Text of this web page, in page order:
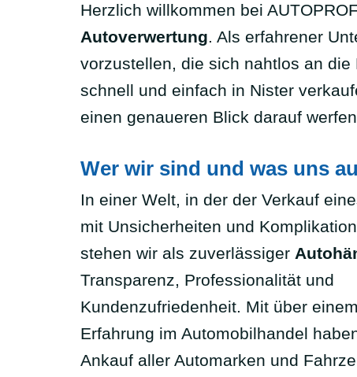
Herzlich willkommen bei
Autoverwertung. Als erfahrener
vorzustellen, die sich nahtlos an
schnell und einfach in Nister
einen genaueren Blick darauf
Wer wir sind und was uns
In einer Welt, in der der Verkauf
mit Unsicherheiten und
stehen wir als zuverlässiger
Transparenz, Professionalität und
Kundenzufriedenheit. Mit über
Erfahrung im Automobilhandel
Ankauf aller Automarken und